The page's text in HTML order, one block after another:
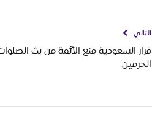
التالي
قرار السعودية منع الأئمة من بث
الحرمين